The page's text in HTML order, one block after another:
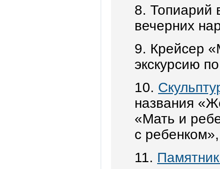
8. Топиарий
вечерних
9. Крейсер
экскурсию
10.
названия
«Мать и
с
11.